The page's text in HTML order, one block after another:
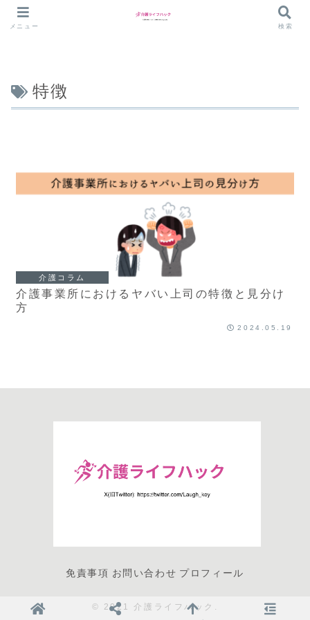
特徴
介護コラム
介護事業所におけるヤバい上司の特徴と見分け
方
2024.05.19
免責事項 お問い合わせ プロフィール
© 2021 介護ライフハック.
メニュー 検索